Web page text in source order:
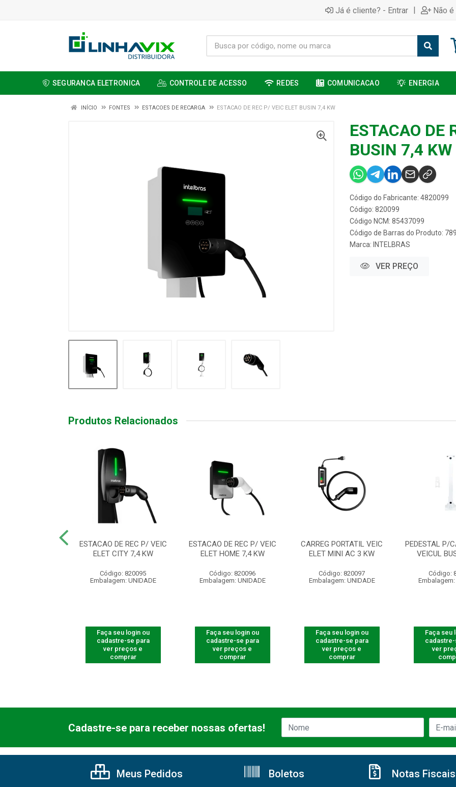
Já é cliente? - Entrar | Não
SEGURANCA ELETRONICA CONTROLE DE ACESSO REDES COMUNICACAO ENERGIA
INÍCIO FONTES ESTACOES DE RECARGA ESTACAO DE REC P/ VEIC ELET BUSIN 7,4 KW
ESTACAO DE
BUSIN 7,4 KW
Código do Fabricante: 4820099
Código: 820099
Código NCM: 85437099
Código de Barras do Produto:
Marca: INTELBRAS
VER PREÇO
Produtos Relacionados
ESTACAO DE REC P/ VEIC
ELET CITY 7,4 KW
Código: 820095
Embalagem: UNIDADE
Faça seu login ou
cadastre-se para
ver preços e
comprar
ESTACAO DE REC P/ VEIC
ELET HOME 7,4 KW
Código: 820096
Embalagem: UNIDADE
Faça seu login ou
cadastre-se para
ver preços e
comprar
CARREG PORTATIL VEIC
ELET MINI AC 3 KW
Código: 820097
Embalagem: UNIDADE
Faça seu login ou
cadastre-se para
ver preços e
comprar
PEDESTAL P/
VEICUL
Código:
Embalagem:
Faça seu
ver
Cadastre-se para receber nossas ofertas!
Meus Pedidos Boletos Notas Fiscais